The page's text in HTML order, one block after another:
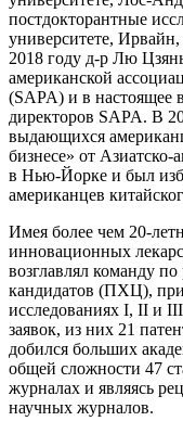
постдокторантные
университете,
2018 году д-р Лю
американской
(SAPA) и в настоящее
директоров SAPA. В
выдающихся
бизнесе» от Азиатско-
в Нью-Йорке и был
американцев
Имея более чем 20-
инновационных
возглавлял команду
кандидатов (ПХЦ),
исследованиях I, II и
заявок, из них 21
добился больших
общей сложности 47
журналах и являясь
научных журналов.